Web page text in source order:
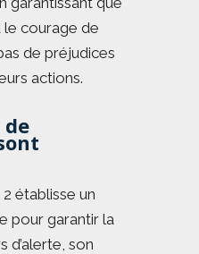
le courage de
de préjudices
actions.
de
établisse un
pour garantir la
d’alerte, son